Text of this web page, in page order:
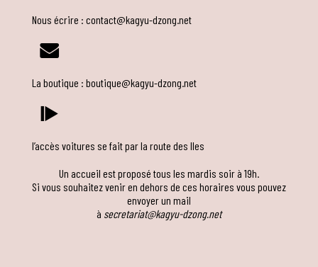
Nous écrire : contact@kagyu-dzong.net
ì
La boutique : boutique@kagyu-dzong.net
Ă
l’accès voitures se fait par la route des Iles
Un accueil est proposé tous les mardis soir à 19h.
Si vous souhaitez venir en dehors de ces horaires vous pouvez
envoyer un mail
à secretariat@kagyu-dzong.net